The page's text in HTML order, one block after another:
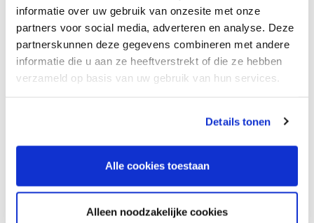
informatie over uw gebruik van onzesite met onze
partners voor social media, adverteren en analyse. Deze
partnerskunnen deze gegevens combineren met andere
informatie die u aan ze heeftverstrekt of die ze hebben
verzameld op basis van uw gebruik van hun services.
Details tonen
Alle cookies toestaan
Alleen noodzakelijke cookies
omgeving
• Samenwerking met andere zorgprofessionals en
instanties
Schrijf je nu in voor de cursus "Rouw bij Jongeren" en
St. Jacobsstraat 61
3511 BP, Utrecht